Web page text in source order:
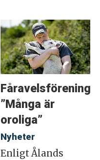
”Många är
oroliga”
Nyheter
Enligt Ålands